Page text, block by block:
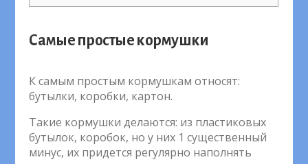
Самые простые кормушки
К самым простым кормушкам относят:
бутылки, коробки, картон.
Такие кормушки делаются: из пластиковых
бутылок, коробок, но у них 1 существенный
минус, их придется регулярно наполнять